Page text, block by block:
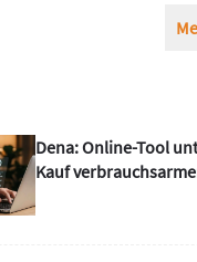
Dena: Online-Tool
Kauf